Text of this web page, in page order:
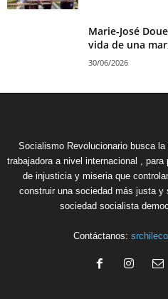
Marie-José
vida de una
30/06/2026
Socialismo Revolucionario busca
trabajadora a nivel internacional ,
de injusticia y miseria que
construir una sociedad más justa y
sociedad socialista
Contáctanos: